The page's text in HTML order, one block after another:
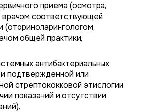
приема (осмотра,
врачом соответствующей
(оториноларингологом,
общей практики,
антибактериальных
подтвержденной или
стрептококковой этиологии
показаний и отсутствии